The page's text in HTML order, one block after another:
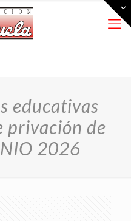
educativas
privación de
2026